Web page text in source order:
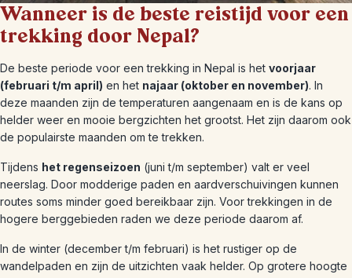
Wanneer is de beste reistijd voor een
trekking door Nepal?
De beste periode voor een trekking in Nepal is het voorjaar
(februari t/m april) en het najaar (oktober en november). In
deze maanden zijn de temperaturen aangenaam en is de kans op
helder weer en mooie bergzichten het grootst. Het zijn daarom ook
de populairste maanden om te trekken.
Tijdens het regenseizoen (juni t/m september) valt er veel
neerslag. Door modderige paden en aardverschuivingen kunnen
routes soms minder goed bereikbaar zijn. Voor trekkingen in de
hogere berggebieden raden we deze periode daarom af.
In de winter (december t/m februari) is het rustiger op de
wandelpaden en zijn de uitzichten vaak helder. Op grotere hoogte